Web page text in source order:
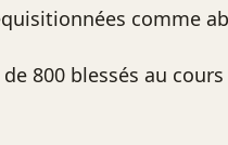
comme
800 blessés au